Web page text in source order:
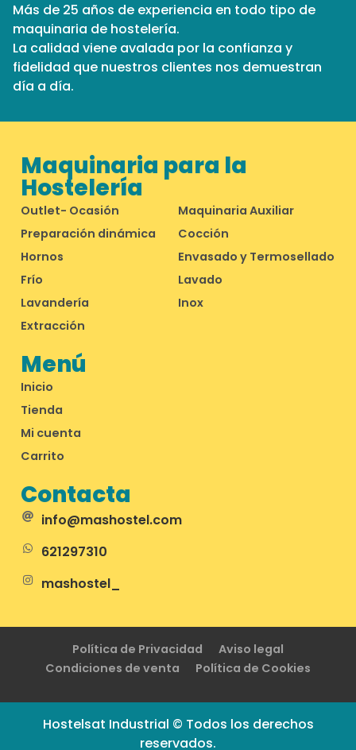
Más de 25 años de experiencia en todo tipo de
maquinaria de hostelería.
La calidad viene avalada por la confianza y
fidelidad que nuestros clientes nos demuestran
día a día.
Menú
Inicio
Tienda
Mi cuenta
Carrito
Maquinaria para la
Hostelería
Outlet- Ocasión
Maquinaria Auxiliar
Preparación dinámica
Cocción
Hornos
Envasado y Termosellado
Frío
Lavado
Lavandería
Inox
Extracción
Contacta
info@mashostel.com
621297310
mashostel_
Política de Privacidad
Aviso legal
Condiciones de venta
Política de Cookies
Hostelsat Industrial © Todos los derechos
reservados.